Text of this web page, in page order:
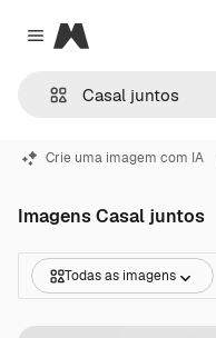
Close menu
Magnific
Crie uma imagem com IA
Imagens Casal juntos
Todas as imagens